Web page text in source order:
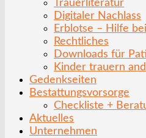
Trauerliteratur
Digitaler Nachlass
Erblotse – Hilfe
Rechtliches
Downloads für
Kinder trauern
Gedenkseiten
Bestattungsvorsorge
Checkliste +
Aktuelles
Unternehmen